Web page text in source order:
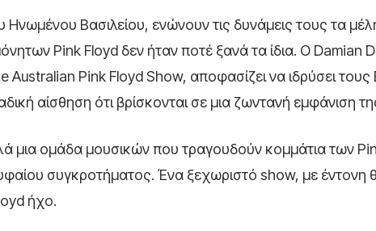
Ηνωμένου Βασιλείου, ενώνουν τις δυνάμεις τους τα
Pink Floyd δεν ήταν ποτέ ξανά τα ίδια. Ο Damian
Pink Floyd Show, αποφασίζει να ιδρύσει τους
αίσθηση ότι βρίσκονται σε μια ζωντανή εμφάνιση
μια ομάδα μουσικών που τραγουδούν κομμάτια των
συγκροτήματος. Ένα ξεχωριστό show, με έντονη
ήχο.